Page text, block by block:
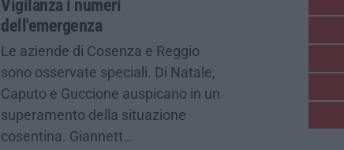
Vigilanza i numeri
dell'emergenza
Le aziende di Cosenza e Reggio
sono osservate speciali. Di Natale,
Caputo e Guccione auspicano in un
superamento della situazione
cosentina. Giannett…